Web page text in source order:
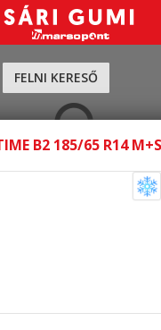
FELNI KERESŐ
KERESÉS
B2 185/65 R14